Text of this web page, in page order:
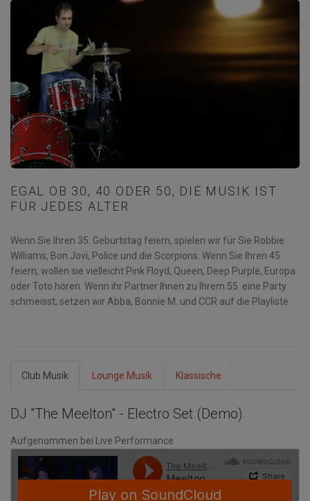
EGAL OB 30, 40 ODER 50, DIE MUSIK IST
FÜR JEDES ALTER.
Wenn Sie Ihren 35. Geburtstag feiern, spielen wir für Sie Robbie
Williams, Bon Jovi, Police und die Scorpions. Wenn Sie Ihren 45.
feiern, wollen sie vielleicht Pink Floyd, Queen, Deep Purple, Europa
oder Toto hören. Wenn ihr Partner Ihnen zu Ihrem 55. eine Party
schmeisst, setzen wir Abba, Bonnie M. und CCR auf die Playliste.
Club Musik Lounge Musik Klassische
DJ "The Meelton" - Electro Set (Demo)
Aufgenommen bei Live Performance